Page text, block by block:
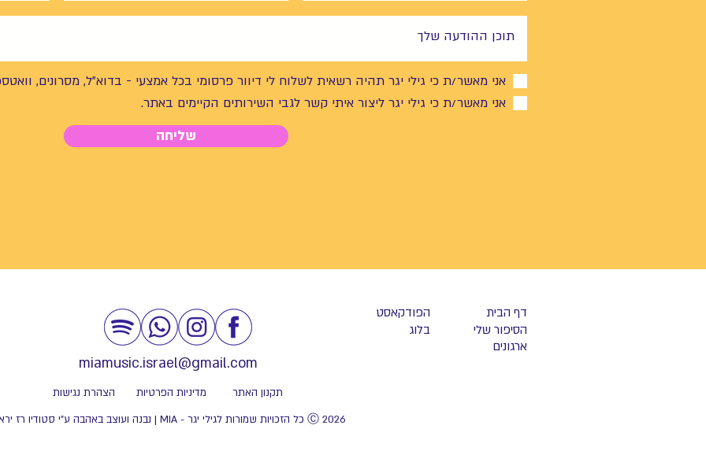
אני מאשר/ת כי גילי יגר תהיה רשאית לשלוח לי דיוור פרסומי בכל אמצעי - בדוא"ל, מסרונים,
אני מאשר/ת כי גילי יגר ליצור איתי קשר לגבי השירותים הקיימים באתר.
שליחה
הפודקאסט
בלוג
דף הבית
הסיפור שלי
ארגונים
miamusic.israel@gmail.com
הצהרת נגישות מדיניות הפרטיות
תקנון האתר
| נבנה ועוצב באהבה ע"י סטודיו רז